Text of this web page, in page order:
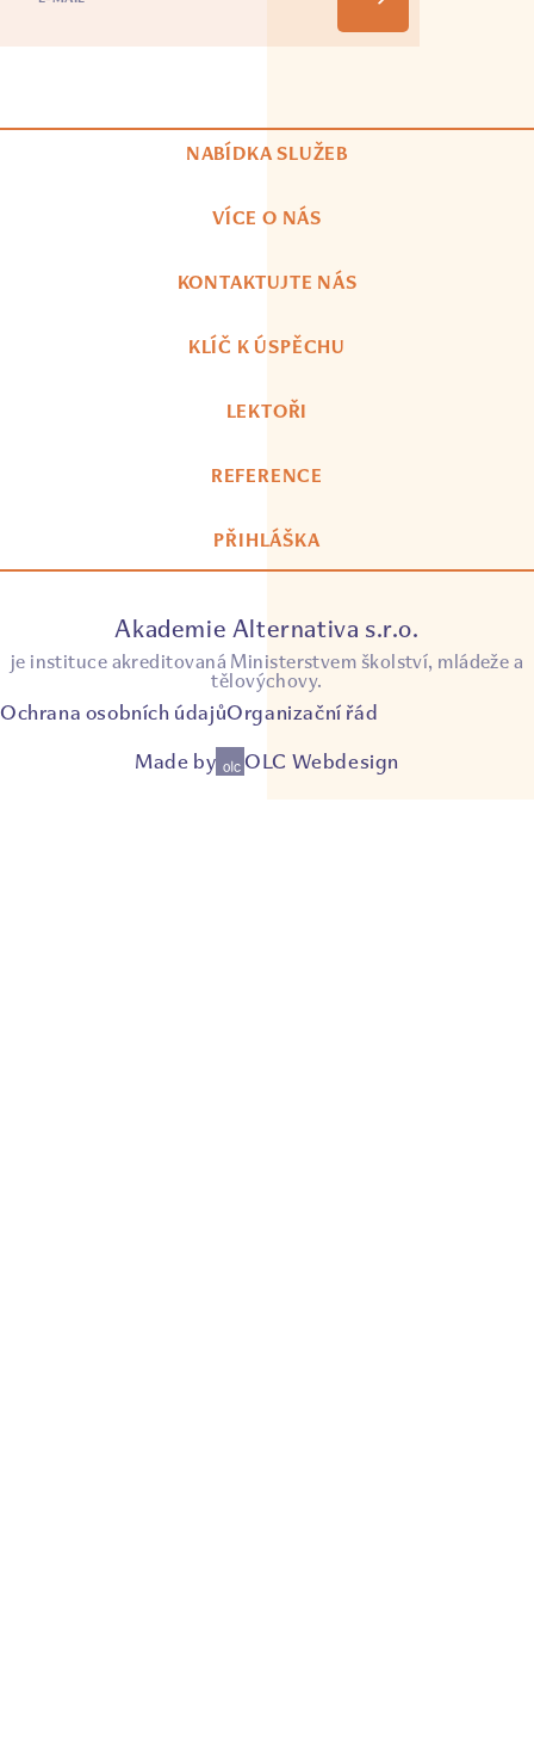
NABÍDKA SLUŽEB
VÍCE O NÁS
KONTAKTUJTE NÁS
KLÍČ K ÚSPĚCHU
LEKTOŘI
REFERENCE
PŘIHLÁŠKA
Akademie Alternativa s.r.o.
je instituce akreditovaná Ministerstvem školství, mládeže a
tělovýchovy.
Ochrana osobních údajůOrganizační řád
Made by
OLC Webdesign